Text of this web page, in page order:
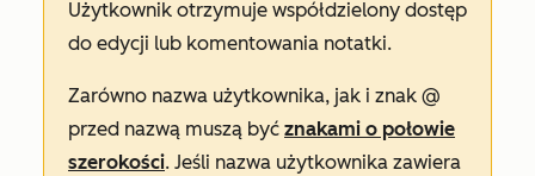
Użytkownik otrzymuje współdzielony dostęp
do edycji lub komentowania notatki.
Zarówno nazwa użytkownika, jak i znak @
przed nazwą muszą być znakami o połowie
szerokości. Jeśli nazwa użytkownika zawiera